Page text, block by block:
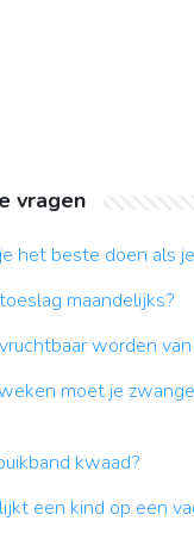
vragen
het beste doen als
maandelijks?
worden
moet je
kwaad?
een kind op een